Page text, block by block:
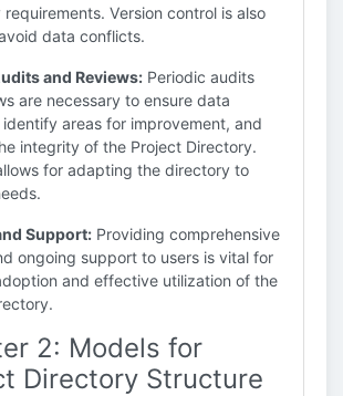
Version control is also
data conflicts.
and Reviews: Periodic audits
are necessary to ensure data
areas for improvement, and
integrity of the Project Directory.
for adapting the directory to
Support: Providing comprehensive
ongoing support to users is vital for
and effective utilization of the
2: Models for
Directory Structure